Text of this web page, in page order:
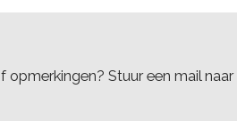
opmerkingen? Stuur een mail naar